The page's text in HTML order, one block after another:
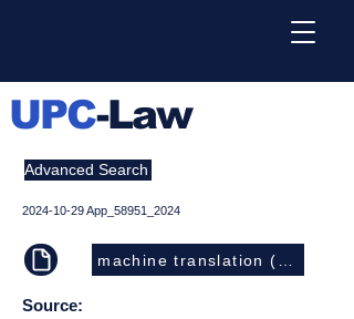
UPC-Law
Advanced Search
2024-10-29App_58951_2024
machine translation (EN)
Source: